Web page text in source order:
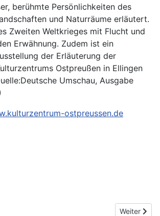
berühmte Persönlichkeiten des
und Naturräume erläutert.
Zweiten Weltkrieges mit Flucht und
Erwähnung. Zudem ist ein
der Erläuterung der
Ostpreußen in Ellingen
Umschau, Ausgabe
ostpreussen.de
Nächster
Weiter